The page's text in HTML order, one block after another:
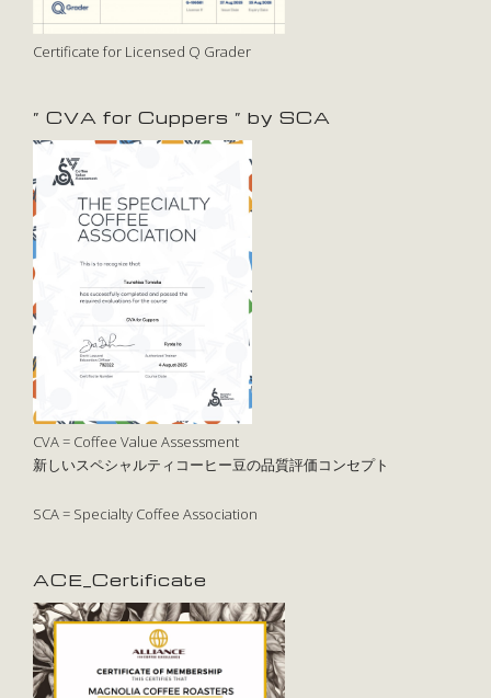
Certificate for Licensed Q Grader
” CVA for Cuppers ” by SCA
CVA = Coffee Value Assessment
新しいスペシャルティコーヒー豆の品質評価コンセプト
SCA = Specialty Coffee Association
ACE_Certificate